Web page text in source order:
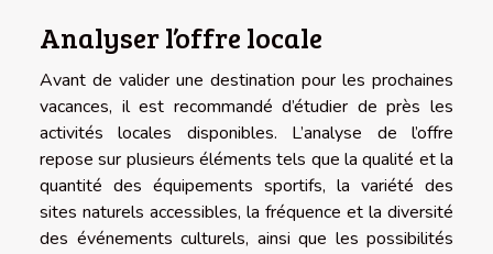
Analyser l’offre locale
Avant de valider une destination pour les prochaines
vacances, il est recommandé d’étudier de près les
activités locales disponibles. L’analyse de l’offre
repose sur plusieurs éléments tels que la qualité et la
quantité des équipements sportifs, la variété des
sites naturels accessibles, la fréquence et la diversité
des événements culturels, ainsi que les possibilités